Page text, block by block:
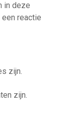
in deze
reactie
zijn.
zijn.